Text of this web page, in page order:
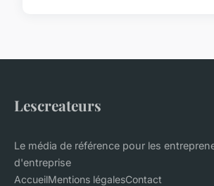
Lescreateurs
Le média de référence pour les
d'entreprise
AccueilMentions légalesContact